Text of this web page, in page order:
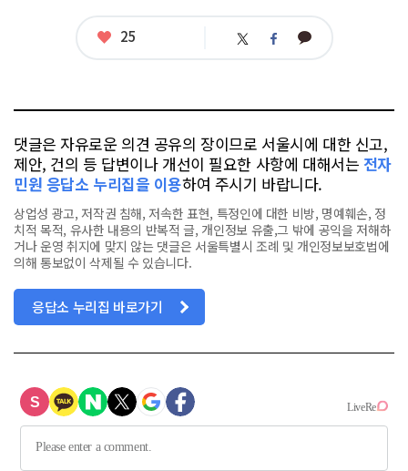
좋
25 트 페 카
댓글은 자유로운 의견 공유의 장이므로 서울시에 대한 신고,
제안, 건의 등 답변이나 개선이 필요한 사항에 대해서는 전자
민원 응답소 누리집을 이용하여 주시기 바랍니다.
상업성 광고, 저작권 침해, 저속한 표현, 특정인에 대한 비방, 명예훼손, 정
치적 목적, 유사한 내용의 반복적 글, 개인정보 유출,그 밖에 공익을 저해하
거나 운영 취지에 맞지 않는 댓글은 서울특별시 조례 및 개인정보보호법에
의해 통보없이 삭제될 수 있습니다.
응답소 누리집 바로가기